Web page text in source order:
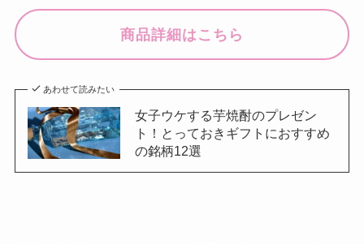
商品詳細はこちら
あわせて読みたい
女子ウケする芋焼酎のプレゼン
ト！とっておきギフトにおすすめ
の銘柄12選